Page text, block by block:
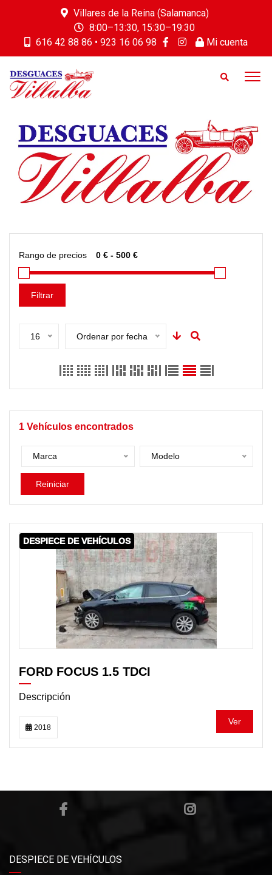
Villares de la Reina (Salamanca)
8:00–13:30, 15:30–19:30
616 42 88 86 • 923 16 06 98
Mi cuenta
Rango de precios
Filtrar
16 Ordenar por fecha
1 Vehículos encontrados
Marca Modelo
Reiniciar
DESPIECE DE VEHÍCULOS
FORD FOCUS 1.5 TDCI
Descripción
Ver
2018
DESPIECE DE VEHÍCULOS